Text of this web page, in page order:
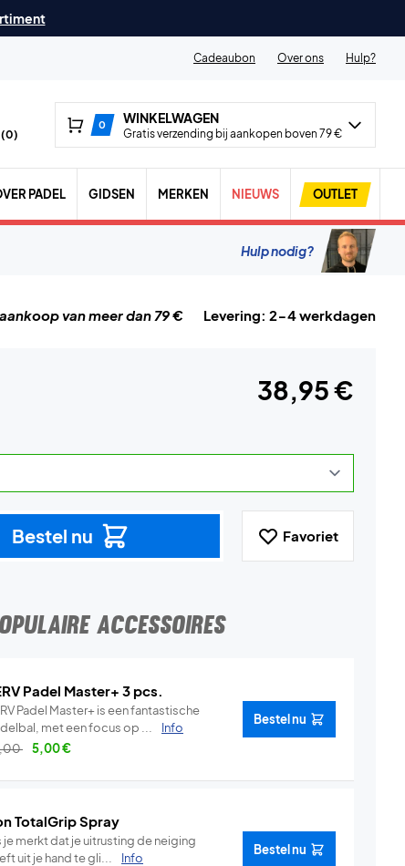
Cadeaubon Over ons Hulp?
0)
0 WINKELWAGEN
Gratis verzending bij aankopen boven 79 €
PADEL GIDSEN MERKEN NIEUWS OUTLET
Hulp nodig?
van meer dan 79 € Levering: 2-4 werkdagen
38,95 €
Bestel nu Favoriet
ACCESSOIRES
Padel Master+ 3 pcs.
Padel Master+ is een fantastische
met een focus op ...
Info
5,00€
Bestel nu
TotalGrip Spray
je merkt dat je uitrusting de neiging
uit je hand te gli...
Info
Bestel nu